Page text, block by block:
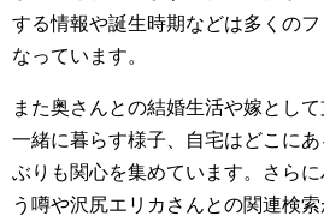
する情報や誕生時期などは多くの
なっています。
また奥さんとの結婚生活や嫁とし
一緒に暮らす様子、自宅はどこに
ぶりも関心を集めています。さら
う噂や沢尻エリカさんとの関連検